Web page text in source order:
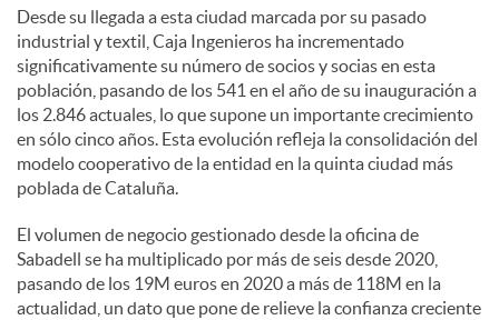
Desde su llegada a esta ciudad marcada por su pasado
industrial y textil, Caja Ingenieros ha incrementado
significativamente su número de socios y socias en esta
población, pasando de los 541 en el año de su inauguración a
los 2.846 actuales, lo que supone un importante crecimiento
en sólo cinco años. Esta evolución refleja la consolidación del
modelo cooperativo de la entidad en la quinta ciudad más
poblada de Cataluña.
El volumen de negocio gestionado desde la oficina de
Sabadell se ha multiplicado por más de seis desde 2020,
pasando de los 19M euros en 2020 a más de 118M en la
actualidad, un dato que pone de relieve la confianza creciente